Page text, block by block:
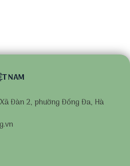
NAM
Đàn 2, phường Đống Đa, Hà